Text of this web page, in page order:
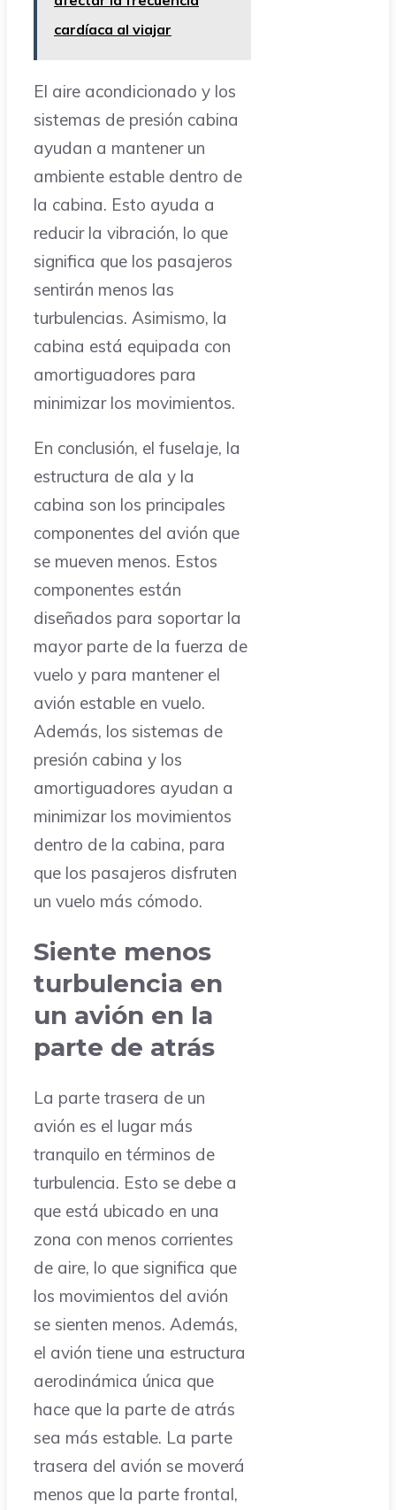
cardíaca al viajar
El aire acondicionado y los
sistemas de presión cabina
ayudan a mantener un
ambiente estable dentro de
la cabina. Esto ayuda a
reducir la vibración, lo que
significa que los pasajeros
sentirán menos las
turbulencias. Asimismo, la
cabina está equipada con
amortiguadores para
minimizar los movimientos.
En conclusión, el fuselaje, la
estructura de ala y la
cabina son los principales
componentes del avión que
se mueven menos. Estos
componentes están
diseñados para soportar la
mayor parte de la fuerza de
vuelo y para mantener el
avión estable en vuelo.
Además, los sistemas de
presión cabina y los
amortiguadores ayudan a
minimizar los movimientos
dentro de la cabina, para
que los pasajeros disfruten
un vuelo más cómodo.
Siente menos
turbulencia en
un avión en la
parte de atrás
La parte trasera de un
avión es el lugar más
tranquilo en términos de
turbulencia. Esto se debe a
que está ubicado en una
zona con menos corrientes
de aire, lo que significa que
los movimientos del avión
se sienten menos. Además,
el avión tiene una estructura
aerodinámica única que
hace que la parte de atrás
sea más estable. La parte
trasera del avión se moverá
menos que la parte frontal,